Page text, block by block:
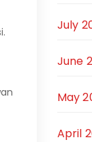
July
June
May
April